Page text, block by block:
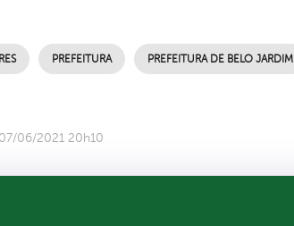
PREFEITURA PREFEITURA DE BELO JARDIM
06/2021 20h10